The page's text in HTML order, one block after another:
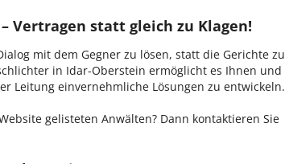
Vertragen statt gleich zu Klagen!
mit dem Gegner zu lösen, statt die Gerichte zu
in Idar-Oberstein ermöglicht es Ihnen und
Leitung einvernehmliche Lösungen zu entwickeln.
gelisteten Anwälten? Dann kontaktieren Sie